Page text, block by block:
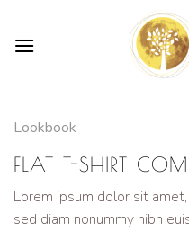
contenu
Lookbook
FLAT T-SHIRT
Lorem ipsum dolor sit
sed diam nonummy nibh